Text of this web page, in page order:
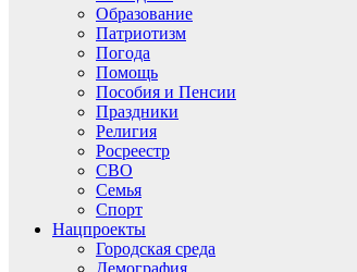
Образование
Патриотизм
Погода
Помощь
Пособия и Пенсии
Праздники
Религия
Росреестр
СВО
Семья
Спорт
Нацпроекты
Городская среда
Демография